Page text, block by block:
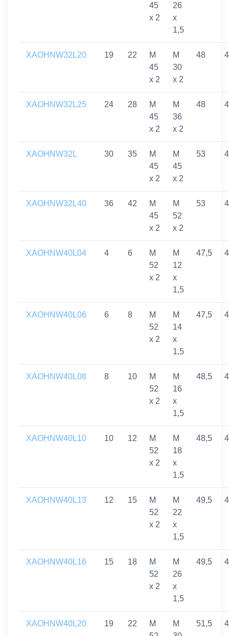
45
x 2
26
x
1,5
XAOHNW32L20 19 22
M
45
x 2
M
30
x 2
48
XAOHNW32L25 24 28
M
45
x 2
M
36
x 2
48
XAOHNW32L 30 35
M
45
x 2
M
45
x 2
53
XAOHNW32L40 36 42
M
45
x 2
M
52
x 2
53
XAOHNW40L04 4 6
M
52
x 2
M
12
x
1,5
47,5
XAOHNW40L06 6 8
M
52
x 2
M
14
x
1,5
47,5
XAOHNW40L08 8 10
M
52
x 2
M
16
x
1,5
48,5
XAOHNW40L10 10 12
M
52
x 2
M
18
x
1,5
48,5
XAOHNW40L13 12 15
M
52
x 2
M
22
x
1,5
49,5
XAOHNW40L16 15 18
M
52
x 2
M
26
x
1,5
49,5
XAOHNW40L20 19 22
M
M
51,5